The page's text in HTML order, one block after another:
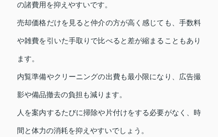
の諸費用を抑えやすいです。
売却価格だけを見ると仲介の方が高く感じても、手数料
や雑費を引いた手取りで比べると差が縮まることもあり
ます。
内覧準備やクリーニングの出費も最小限になり、広告撮
影や備品撤去の負担も減ります。
人を案内するたびに掃除や片付けをする必要がなく、時
間と体力の消耗を抑えやすいでしょう。